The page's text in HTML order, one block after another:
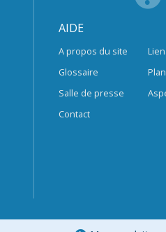
AIDE
A propos du site
Glossaire
Salle de presse
Contact